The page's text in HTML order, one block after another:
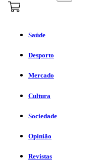
Saúde
Desporto
Mercado
Cultura
Sociedade
Opinião
Revistas